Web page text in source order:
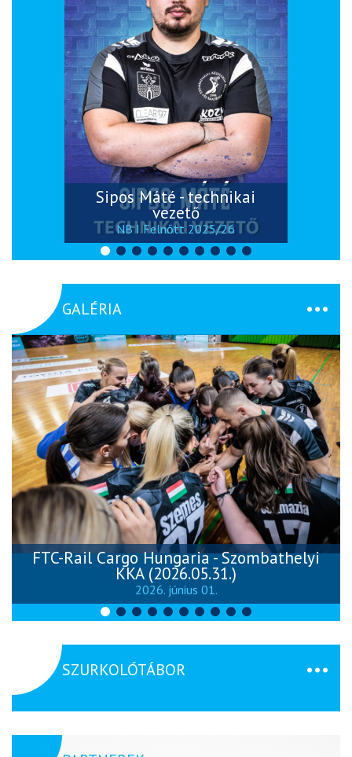
Sipos Máté - technikai
vezető
NB I Felnőtt 2025/26
GALÉRIA
FTC-Rail Cargo Hungaria - Szombathelyi
KKA (2026.05.31.)
2026. június 01.
SZURKOLÓTÁBOR